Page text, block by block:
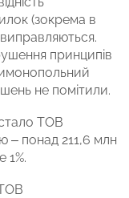
(зокрема в
принципів
не помітили.
ТОВ
– понад 211,6 млн
1%.